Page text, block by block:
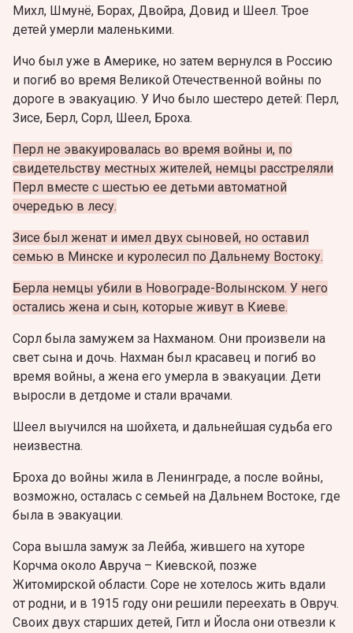
Михл, Шмунё, Борах, Двойра, Довид и Шеел. Трое
детей умерли маленькими.
Ичо был уже в Америке, но затем вернулся в Россию
и погиб во время Великой Отечественной войны по
дороге в эвакуацию. У Ичо было шестеро детей: Перл,
Зисе, Берл, Сорл, Шеел, Броха.
Перл не эвакуировалась во время войны и, по
свидетельству местных жителей, немцы расстреляли
Перл вместе с шестью ее детьми автоматной
очередью в лесу.
Зисе был женат и имел двух сыновей, но оставил
семью в Минске и куролесил по Дальнему Востоку.
Берла немцы убили в Новограде-Волынском. У него
остались жена и сын, которые живут в Киеве.
Сорл была замужем за Нахманом. Они произвели на
свет сына и дочь. Нахман был красавец и погиб во
время войны, а жена его умерла в эвакуации. Дети
выросли в детдоме и стали врачами.
Шеел выучился на шойхета, и дальнейшая судьба его
неизвестна.
Броха до войны жила в Ленинграде, а после войны,
возможно, осталась с семьей на Дальнем Востоке, где
была в эвакуации.
Сора вышла замуж за Лейба, жившего на хуторе
Корчма около Авруча – Киевской, позже
Житомирской области. Соре не хотелось жить вдали
от родни, и в 1915 году они решили переехать в Овруч.
Своих двух старших детей, Гитл и Йосла они отвезли к